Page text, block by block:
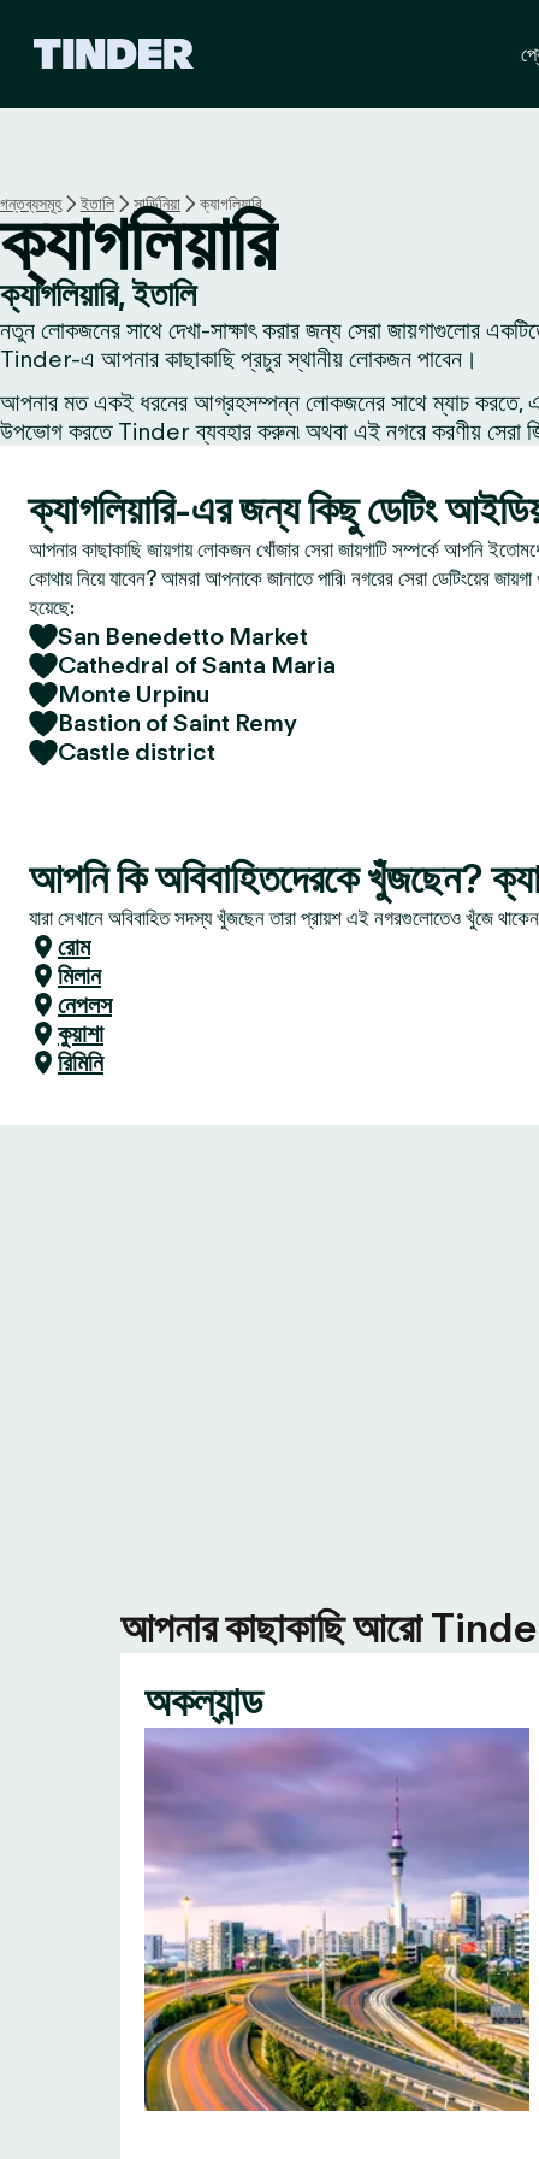
হো
ম
গন্তব্যসমূহ ইতালি সার্ডিনিয়া ক্যাগলিয়ারি
ক্যাগলিয়ারি
ক্যাগলিয়ারি, ইতালি
নতুন লোকজনের সাথে দেখা-সাক্ষাৎ করার জন্য সেরা জায়গাগুলোর
Tinder-এ আপনার কাছাকাছি প্রচুর স্থানীয় লোকজন পাবেন।
আপনার মত একই ধরনের আগ্রহসম্পন্ন লোকজনের সাথে ম্যাচ করতে,
উপভোগ করতে Tinder ব্যবহার করুন৷ অথবা এই নগরে করণীয় সেরা
ক্যাগলিয়ারি-এর জন্য কিছু ডেটিং
আপনার কাছাকাছি জায়গায় লোকজন খোঁজার সেরা জায়গাটি সম্পর্কে আপনি
কোথায় নিয়ে যাবেন? আমরা আপনাকে জানাতে পারি৷ নগরের সেরা ডেটিংয়ের
হয়েছে:
San Benedetto Market
Cathedral of Santa Maria
Monte Urpinu
Bastion of Saint Remy
Castle district
আপনি কি অবিবাহিতদেরকে খুঁজছেন?
যারা সেখানে অবিবাহিত সদস্য খুঁজছেন তারা প্রায়শ এই নগরগুলোতেও খুঁজে
রোম
মিলান
নেপলস
কুয়াশা
রিমিনি
আপনার কাছাকাছি আরো
অকল্যান্ড